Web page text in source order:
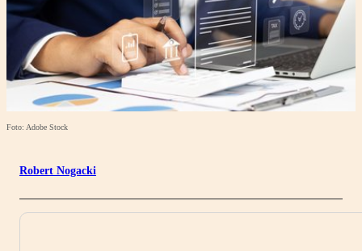
Foto: Adobe Stock
Robert Nogacki